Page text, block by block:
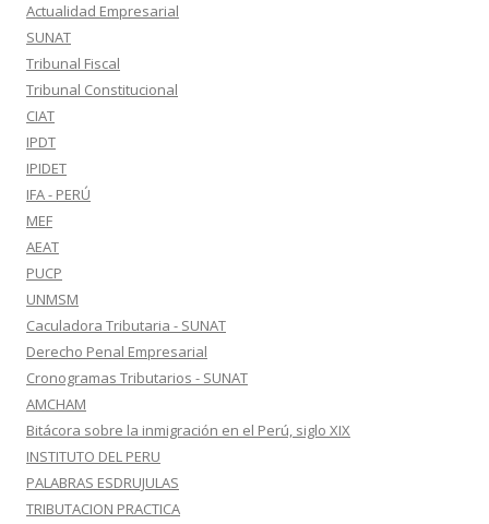
Actualidad Empresarial
SUNAT
Tribunal Fiscal
Tribunal Constitucional
CIAT
IPDT
IPIDET
IFA - PERÚ
MEF
AEAT
PUCP
UNMSM
Caculadora Tributaria - SUNAT
Derecho Penal Empresarial
Cronogramas Tributarios - SUNAT
AMCHAM
Bitácora sobre la inmigración en el Perú, siglo XIX
INSTITUTO DEL PERU
PALABRAS ESDRUJULAS
TRIBUTACION PRACTICA